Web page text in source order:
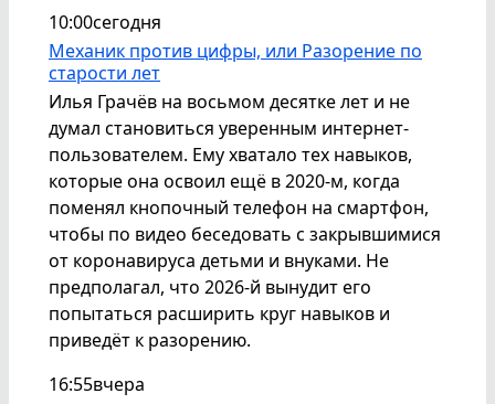
10:00сегодня
Механик против цифры, или Разорение по
старости лет
Илья Грачёв на восьмом десятке лет и не
думал становиться уверенным интернет-
пользователем. Ему хватало тех навыков,
которые она освоил ещё в 2020-м, когда
поменял кнопочный телефон на смартфон,
чтобы по видео беседовать с закрывшимися
от коронавируса детьми и внуками. Не
предполагал, что 2026-й вынудит его
попытаться расширить круг навыков и
приведёт к разорению.
16:55вчера